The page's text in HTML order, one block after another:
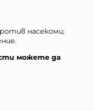
насекоми;
можете да